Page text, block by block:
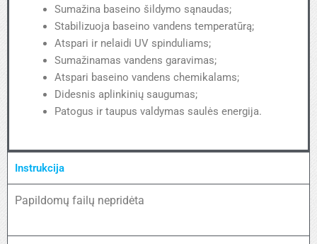
Sumažina baseino šildymo sąnaudas;
Stabilizuoja baseino vandens temperatūrą;
Atspari ir nelaidi UV spinduliams;
Sumažinamas vandens garavimas;
Atspari baseino vandens chemikalams;
Didesnis aplinkinių saugumas;
Patogus ir taupus valdymas saulės energija.
Instrukcija
Papildomų failų nepridėta